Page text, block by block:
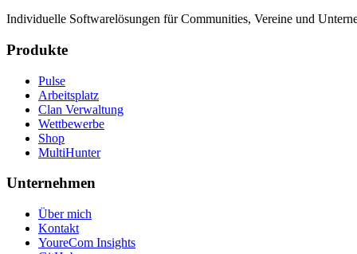
Individuelle Softwarelösungen für Communities, Vereine und
Produkte
Pulse
Arbeitsplatz
Clan Verwaltung
Wettbewerbe
Shop
MultiHunter
Unternehmen
Über mich
Kontakt
YoureCom Insights